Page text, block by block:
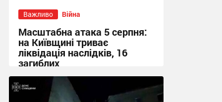
Важливо Війна
Масштабна атака 5 серпня:
на Київщині триває
ліквідація наслідків, 16
загиблих
13:23 вчора